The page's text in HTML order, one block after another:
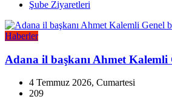
Şube Ziyaretleri
Haberler
Adana il başkanı Ahmet Kalemli
4 Temmuz 2026, Cumartesi
209